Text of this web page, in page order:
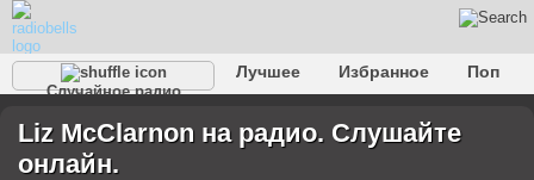
Случайное радио
Лучшее Избранное
Поп
Разговорное
Рэп Транс Дип-хаус
Фолк
Джаз
Детское
Liz McClarnon на радио. Слушайте
онлайн.